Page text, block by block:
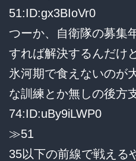
51:ID:gx3BIoVr0
つーか、自衛隊の募集
すれば解決するんだけ
氷河期で食えないのが
な訓練とか無しの後方
74:ID:uBy9iLWP0
≫51
35以下の前線で戦える